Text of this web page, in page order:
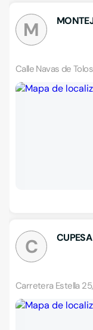
M
Calle Navas de
C CUPESA
Carretera Estella